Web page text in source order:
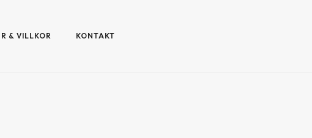
& VILLKOR KONTAKT